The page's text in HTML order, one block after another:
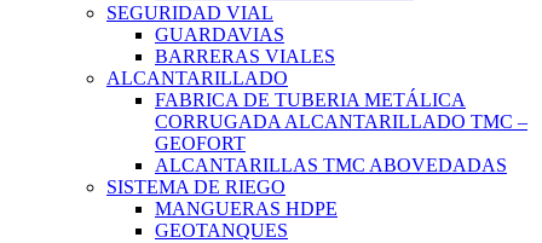
SEGURIDAD VIAL
GUARDAVIAS
BARRERAS VIALES
ALCANTARILLADO
FABRICA DE TUBERIA METÁLICA
CORRUGADA ALCANTARILLADO TMC –
GEOFORT
ALCANTARILLAS TMC ABOVEDADAS
SISTEMA DE RIEGO
MANGUERAS HDPE
GEOTANQUES